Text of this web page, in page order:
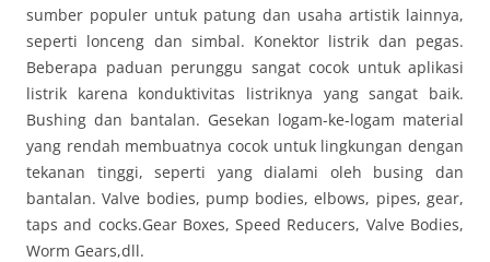
sumber populer untuk patung dan usaha artistik lainnya,
seperti lonceng dan simbal. Konektor listrik dan pegas.
Beberapa paduan perunggu sangat cocok untuk aplikasi
listrik karena konduktivitas listriknya yang sangat baik.
Bushing dan bantalan. Gesekan logam-ke-logam material
yang rendah membuatnya cocok untuk lingkungan dengan
tekanan tinggi, seperti yang dialami oleh busing dan
bantalan. Valve bodies, pump bodies, elbows, pipes, gear,
taps and cocks.Gear Boxes, Speed Reducers, Valve Bodies,
Worm Gears,dll.